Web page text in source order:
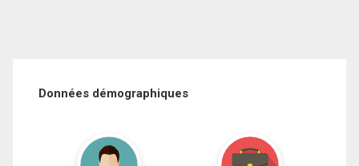
Données démographiques